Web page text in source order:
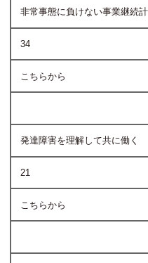
非常事態に負けない事業継続
34
こちらから
発達障害を理解して共に働く
21
こちらから